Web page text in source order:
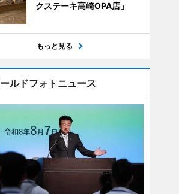
クステーキ高崎OPA店」
もっと見る
ルドフォトニュース